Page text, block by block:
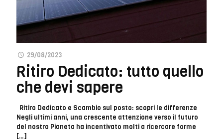
29/08/2023
Ritiro Dedicato: tutto quello
che devi sapere
Ritiro Dedicato e Scambio sul posto: scopri le differenze
Negli ultimi anni, una crescente attenzione verso il futuro
del nostro Pianeta ha incentivato molti a ricercare forme
[…]